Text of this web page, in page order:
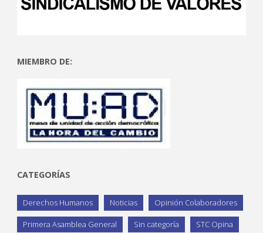
MIEMBRO DE:
CATEGORÍAS
Derechos Humanos Noticias Opinión Colaboradores
Primera Asamblea General Sin categoría STC Opina